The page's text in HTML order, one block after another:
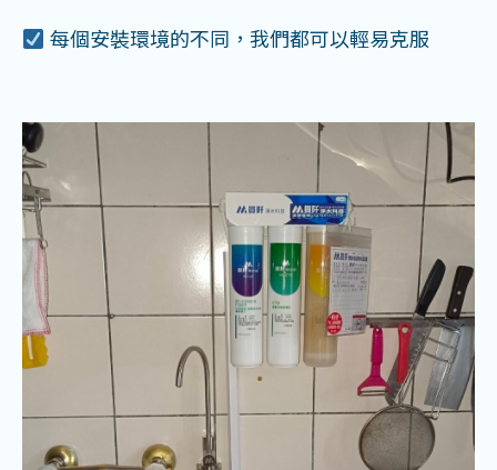
每個安裝環境的不同，我們都可以輕易克服